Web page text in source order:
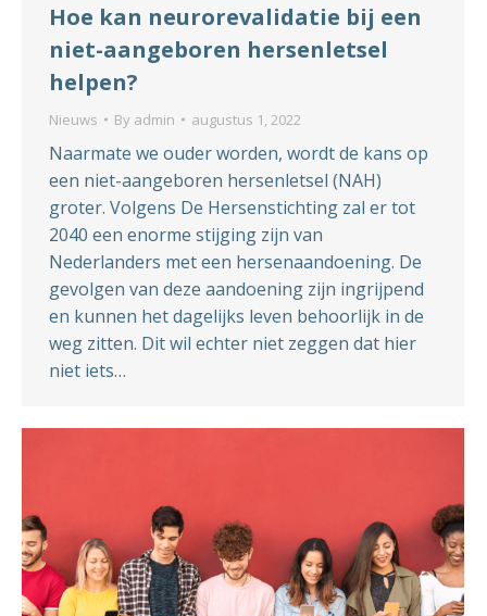
Hoe kan neurorevalidatie bij een
niet-aangeboren hersenletsel
helpen?
Nieuws By admin augustus 1, 2022
Naarmate we ouder worden, wordt de kans op
een niet-aangeboren hersenletsel (NAH)
groter. Volgens De Hersenstichting zal er tot
2040 een enorme stijging zijn van
Nederlanders met een hersenaandoening. De
gevolgen van deze aandoening zijn ingrijpend
en kunnen het dagelijks leven behoorlijk in de
weg zitten. Dit wil echter niet zeggen dat hier
niet iets…